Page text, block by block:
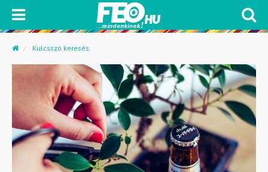
Kulcsszó keresés